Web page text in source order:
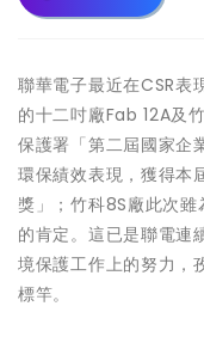
聯華電子最近在CSR表
的十二吋廠Fab 12A及
保護署「第二屆國家企
環保績效表現，獲得本
獎」；竹科8S廠此次雖
的肯定。這已是聯電連
境保護工作上的努力，
標竿。